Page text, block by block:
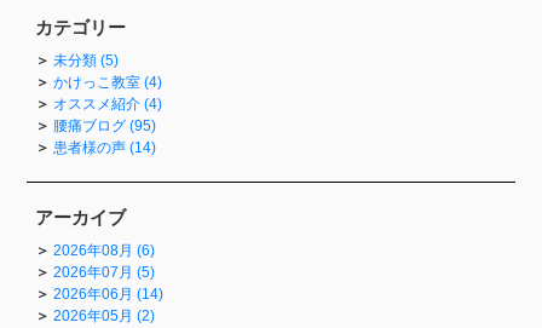
カテゴリー
未分類 (5)
かけっこ教室 (4)
オススメ紹介 (4)
腰痛ブログ (95)
患者様の声 (14)
アーカイブ
2026年08月 (6)
2026年07月 (5)
2026年06月 (14)
2026年05月 (2)